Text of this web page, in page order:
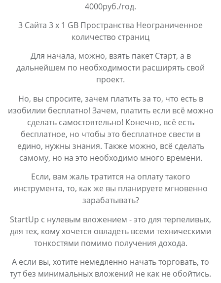
4000руб./год.
3 Сайта 3 x 1 GB Пространства Неограниченное
количество страниц
Для начала, можно, взять пакет Старт, а в
дальнейшем по необходимости расширять свой
проект.
Но, вы спросите, зачем платить за то, что есть в
изобилии бесплатно! Зачем, платить если всё можно
сделать самостоятельно! Конечно, всё есть
бесплатное, но чтобы это бесплатное свести в
едино, нужны знания. Также можно, всё сделать
самому, но на это необходимо много времени.
Если, вам жаль тратится на оплату такого
инструмента, то, как же вы планируете мгновенно
зарабатывать?
StartUp с нулевым вложением - это для терпеливых,
для тех, кому хочется овладеть всеми техническими
тонкостями помимо получения дохода.
А если вы, хотите немедленно начать торговать, то
тут без минимальных вложений не как не обойтись.